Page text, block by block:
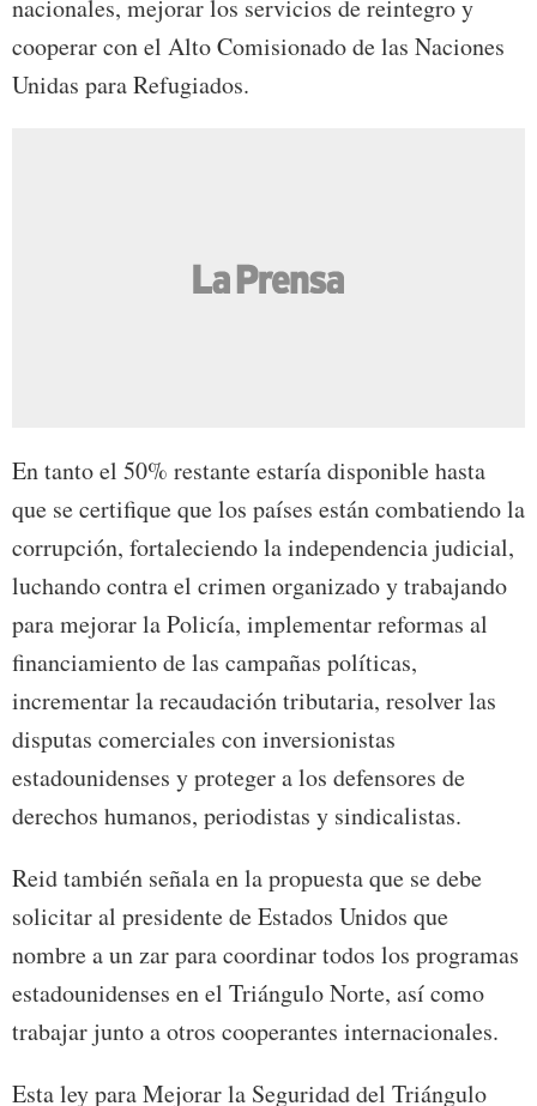
nacionales, mejorar los servicios de reintegro y
cooperar con el Alto Comisionado de las Naciones
Unidas para Refugiados.
En tanto el 50% restante estaría disponible hasta
que se certifique que los países están combatiendo la
corrupción, fortaleciendo la independencia judicial,
luchando contra el crimen organizado y trabajando
para mejorar la Policía, implementar reformas al
financiamiento de las campañas políticas,
incrementar la recaudación tributaria, resolver las
disputas comerciales con inversionistas
estadounidenses y proteger a los defensores de
derechos humanos, periodistas y sindicalistas.
Reid también señala en la propuesta que se debe
solicitar al presidente de Estados Unidos que
nombre a un zar para coordinar todos los programas
estadounidenses en el Triángulo Norte, así como
trabajar junto a otros cooperantes internacionales.
Esta ley para Mejorar la Seguridad del Triángulo